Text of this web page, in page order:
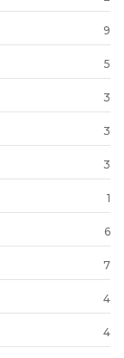
9
5
3
3
3
1
6
7
4
4